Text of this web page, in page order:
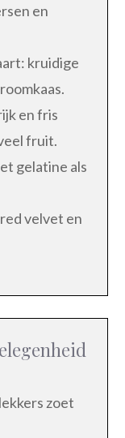
en
kruidige
en fris
fruit.
gelatine als
velvet en
zoet